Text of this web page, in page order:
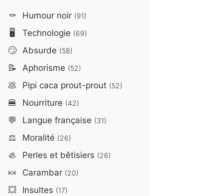
⚰️ Humour noir (91)
🖥️ Technologie (69)
🙄 Absurde (58)
📝 Aphorisme (52)
💩 Pipi caca prout-prout (52)
🍔 Nourriture (42)
💬 Langue française (31)
⚖️ Moralité (26)
🦪 Perles et bêtisiers (26)
🍬 Carambar (20)
💥 Insultes (17)